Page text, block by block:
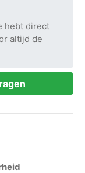
hebt direct
altijd de